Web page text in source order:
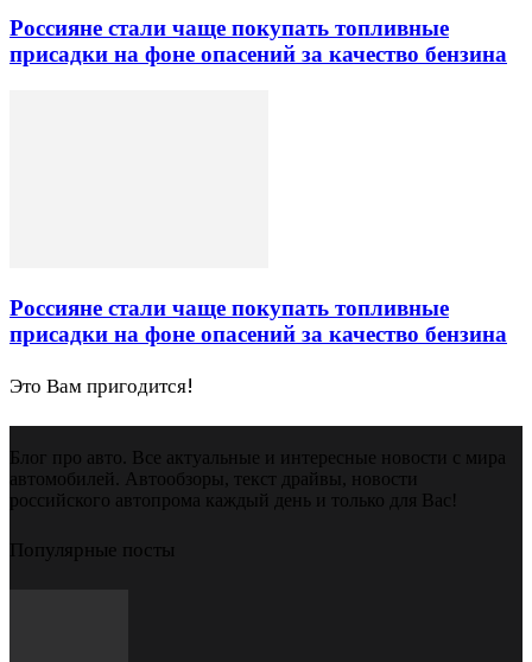
Россияне стали чаще покупать топливные
присадки на фоне опасений за качество бензина
Россияне стали чаще покупать топливные
присадки на фоне опасений за качество бензина
Это Вам пригодится!
Блог про авто. Все актуальные и интересные новости с мира
автомобилей. Автообзоры, текст драйвы, новости
российского автопрома каждый день и только для Вас!
Популярные посты